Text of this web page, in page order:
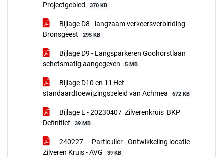
Projectgebied
370 KB
Bijlage D8 - langzaam verkeersverbinding
Bronsgeest
295 KB
Bijlage D9 - Langsparkeren Goohorstlaan
schetsmatig aangegeven
5 MB
Bijlage D10 en 11 Het
standaardtoewijzingsbeleid van Achmea
672 KB
Bijlage E - 20230407_Zilverenkruis_BKP
Definitief
39 MB
240227 - - Particulier - Ontwikkeling locatie
Zilveren Kruis - AVG
39 KB